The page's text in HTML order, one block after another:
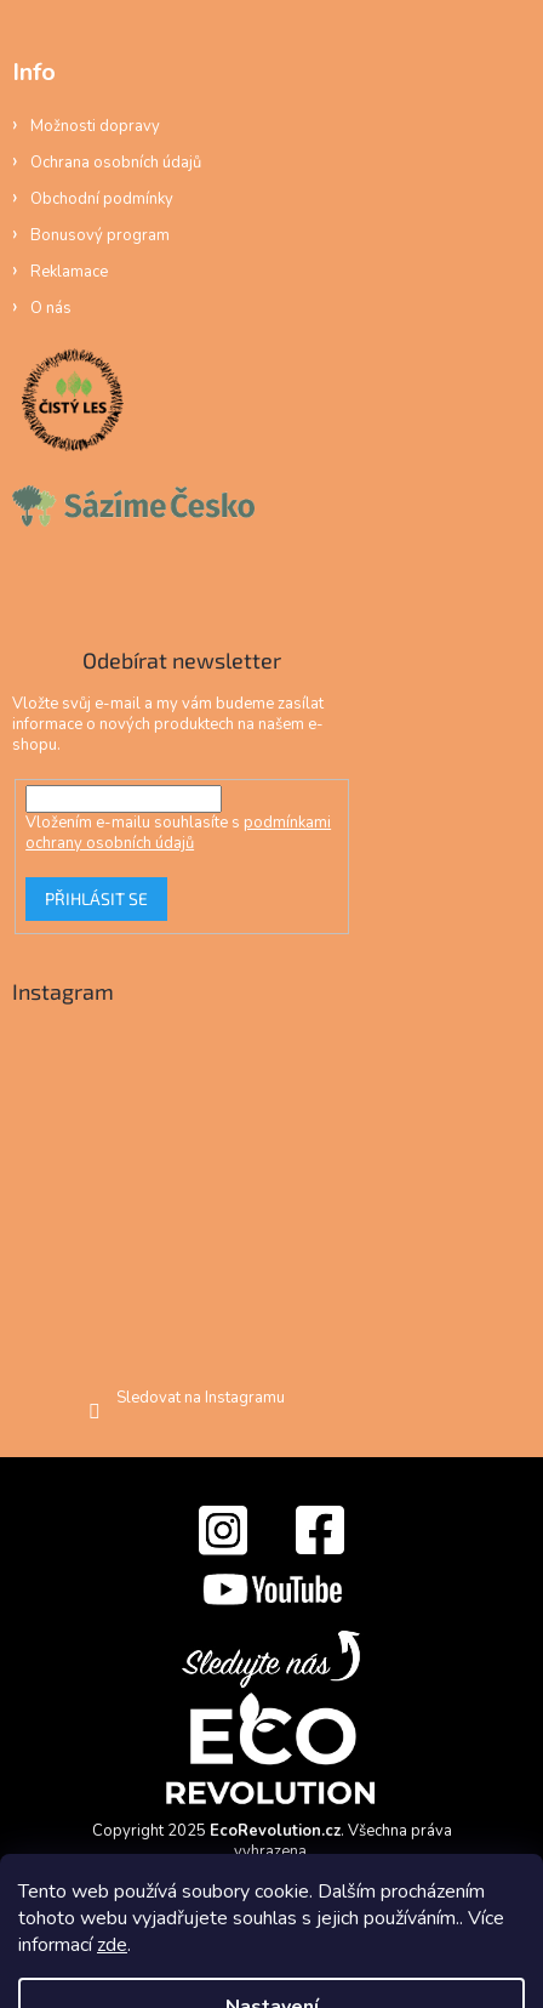
Tento web používá soubory cookie. Dalším procházením
tohoto webu vyjadřujete souhlas s jejich používáním.. Více
informacízde.
Info
Možnosti dopravy
Ochrana osobních údajů
Obchodní podmínky
Bonusový program
Reklamace
O nás
Odebírat newsletter
Vložte svůj e-mail a my vám budeme zasílat
informace o nových produktech na našem e-
shopu.
Vložením e-mailu souhlasíte s podmínkami
ochrany osobních údajů
PŘIHLÁSIT SE
Instagram
Sledovat na Instagramu
Copyright 2025 EcoRevolution.cz. Všechna práva
vyhrazena.